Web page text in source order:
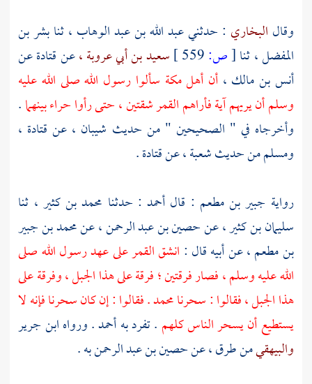
وقال البخاري : حدثنيعبد الله بن عبد الوهاب ،ثنابشر بن
المفضل ،ثنا[ص: سعيد بن أبي عروبة ،عنقتادةعن
أنس بن مالك ،أن أهلمكة سألوا رسول الله صلى الله عليه
وسلم أن يريهم آية فأراهم القمر شقتين ، حتى رأواحراءبينهما.
وأخرجاه في " الصحيحين " من حديث شيبان ، عن قتادة ،
ومسلممن حديثشعبة ،عنقتادة.
رواية جبير بن مطعم : قال أحمد : حدثنا محمد بن كثير ، ثنا
سليمان بن كثير ،عنحصين بن عبد الرحمن ،عنمحمد بن جبير
بن مطعم ،عن أبيه قال : انشق القمر على عهد رسول الله صلى
الله عليه وسلم ، فصار فرقتين ؛ فرقة على هذا الجبل ، وفرقة على
هذا الجبل ، فقالوا : سحرنامحمد. فقالوا : إن كان سحرنا فإنه لا
يستطيع أن يسحر الناس كلهم . تفرد بهأحمد. ورواهابن جرير
والبيهقيمن طرق ، عنحصين بن عبد الرحمنبه .